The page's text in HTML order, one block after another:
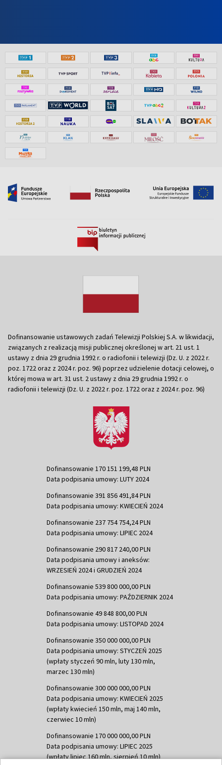
Dofinansowanie ustawowych zadań Telewizji Polskiej S.A. w likwidacji,
związanych z realizacją misji publicznej określonej w art. 21 ust. 1
ustawy z dnia 29 grudnia 1992 r. o radiofonii i telewizji (Dz. U. z 2022 r.
poz. 1722 oraz z 2024 r. poz. 96) poprzez udzielenie dotacji celowej, o
której mowa w art. 31 ust. 2 ustawy z dnia 29 grudnia 1992 r. o
radiofonii i telewizji (Dz. U. z 2022 r. poz. 1722 oraz z 2024 r. poz. 96)
Dofinansowanie 170 151 199,48 PLN
Data podpisania umowy: LUTY 2024
Dofinansowanie 391 856 491,84 PLN
Data podpisania umowy: KWIECIEŃ 2024
Dofinansowanie 237 754 754,24 PLN
Data podpisania umowy: LIPIEC 2024
Dofinansowanie 290 817 240,00 PLN
Data podpisania umowy i aneksów:
WRZESIEŃ 2024 i GRUDZIEŃ 2024
Dofinansowanie 539 800 000,00 PLN
Data podpisania umowy: PAŹDZIERNIK 2024
Dofinansowanie 49 848 800,00 PLN
Data podpisania umowy: LISTOPAD 2024
Dofinansowanie 350 000 000,00 PLN
Data podpisania umowy: STYCZEŃ 2025
(wpłaty styczeń 90 mln, luty 130 mln,
marzec 130 mln)
Dofinansowanie 300 000 000,00 PLN
Data podpisania umowy: KWIECIEŃ 2025
(wpłaty kwiecień 150 mln, maj 140 mln,
czerwiec 10 mln)
Dofinansowanie 170 000 000,00 PLN
Data podpisania umowy: LIPIEC 2025
(wpłaty lipiec 160 mln, sierpień 10 mln)